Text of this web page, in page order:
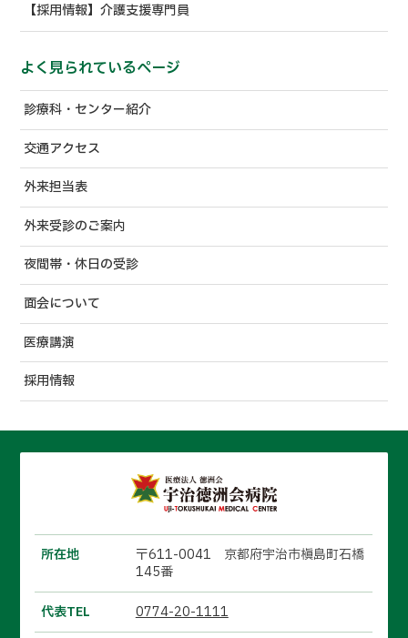
【採用情報】介護支援専門員
よく見られているページ
診療科・センター紹介
交通アクセス
外来担当表
外来受診のご案内
夜間帯・休日の受診
面会について
医療講演
採用情報
所在地
〒611-0041 京都府宇治市槇島町石橋
145番
代表TEL 0774-20-1111